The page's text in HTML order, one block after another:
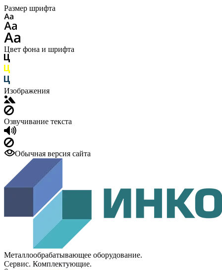
Размер шрифта
Цвет фона и шрифта
Изображения
Озвучивание текста
Обычная версия сайта
Металлообрабатывающее оборудование.
Сервис. Комплектующие.